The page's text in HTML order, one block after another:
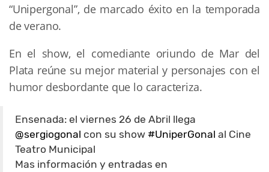
“Unipergonal”, de marcado éxito en la temporada
de verano.
En el show, el comediante oriundo de Mar del
Plata reúne su mejor material y personajes con el
humor desbordante que lo caracteriza.
Ensenada: el viernes 26 de Abril llega
@sergiogonal con su show #UniperGonal al Cine
Teatro Municipal
Mas información y entradas en